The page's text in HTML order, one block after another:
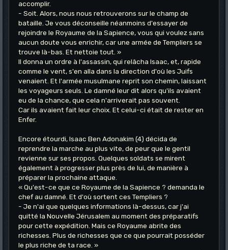
accomplir.
- Soit. Alors, nous nous retrouverons sur le champ de
bataille. Je vous déconseille néanmoins d'essayer de
rejoindre le Royaume de la Sapience, vous qui voulez sans
aucun doute vous enrichir, car une armée de Templiers se
trouve là-bas. Et nettoie tout. »
Il donna un ordre à l'assassin, qui relâcha Isaac, et, rapide
comme le vent, s'en alla dans la direction d'où les Juifs
venaient. Et l'armée musulmane reprit son chemin, laissant
les voyageurs seuls. Le damné leur dit alors qu'ils avaient
eu de la chance, que cela n'arriverait pas souvent.
Car ils avaient fait leur choix. Et celui-ci était de rester en
Enfer.
Encore étourdi, Isaac Ben Adonakim (4) décida de
reprendre la marche au plus vite, de peur que le gentil
revienne sur ses propos. Quelques soldats se mirent
également à progresser plus près de lui, de manière à
préparer la prochaine attaque.
« Qu'est-ce que ce Royaume de la Sapience ? demanda le
chef au damné. Et d'où sortent ces Templiers ?
- Je n'ai que quelques informations là-dessus, car j'ai
quitté la Nouvelle Jérusalem au moment des préparatifs
pour cette expédition. Mais ce Royaume abrite des
richesses. Plus de richesses que ce que pourrait posséder
le plus riche de ta race. »